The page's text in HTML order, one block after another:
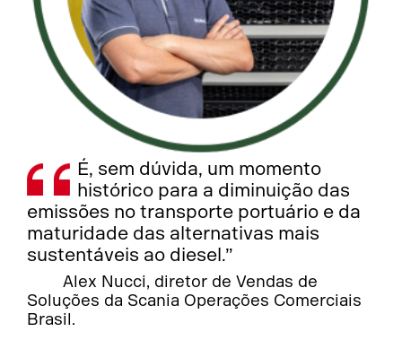
É, sem dúvida, um momento
histórico para a diminuição das
emissões no transporte portuário e da
maturidade das alternativas mais
sustentáveis ao diesel.”
Alex Nucci, diretor de Vendas de
Soluções da Scania Operações Comerciais
Brasil.